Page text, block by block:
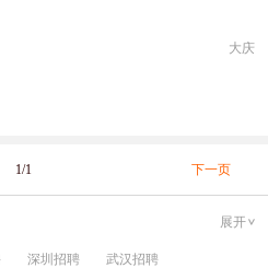
大庆
1/1 下一页
展开
深圳招聘
武汉招聘